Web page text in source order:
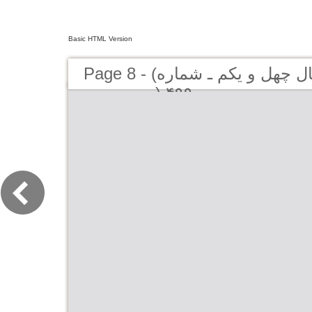
Basic HTML Version
Page 8 - (کیهان لندن - سال چهل و یکم ـ شماره
۴۹۹ (دوره جديد